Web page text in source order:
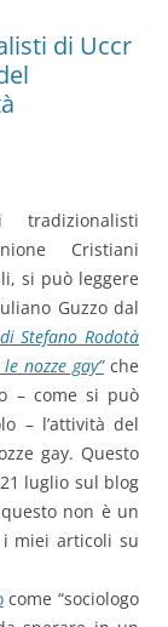
di Uccr
Cristiani
si può leggere
Guzzo dal
Stefano Rodotà
nozze gay”che
– come si può
– l’attività del
gay. Questo
luglio sul blog
non è un
miei articoli su
come “sociologo